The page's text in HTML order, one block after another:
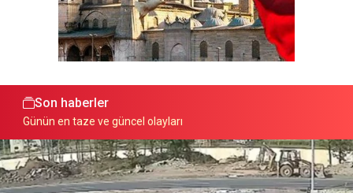
Son haberler
Günün en taze ve güncel olayları